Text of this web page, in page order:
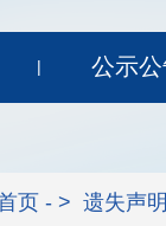
| 公示
页 - > 遗失声